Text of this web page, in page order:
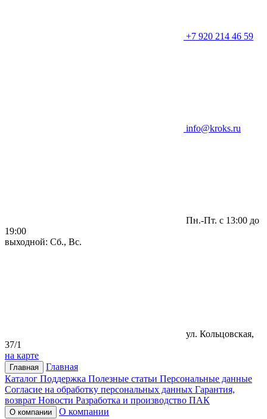
+7 920 214 46 59
info@kroks.ru
Пн.-Пт. с 13:00 до
19:00
выходной: Сб., Вс.
ул. Кольцовская,
37/1
на карте
Главная
Главная
Каталог Поддержка Полезные статьи Персональные данные
Согласие на обработку персональных данных Гарантия,
возврат Новости Разработка и производство ПАК
О компании
О компании